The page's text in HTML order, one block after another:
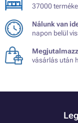
37000
Nálunk van
napon belül
vásárlás után